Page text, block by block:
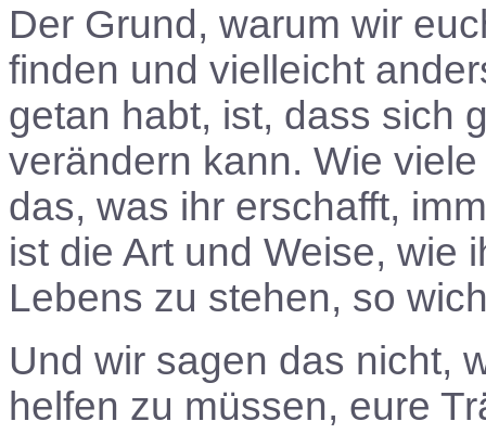
Der Grund, warum wir
finden und vielleicht
getan habt, ist, dass sich
verändern kann. Wie
das, was ihr erschafft,
ist die Art und Weise, wie
Lebens zu stehen, so
Und wir sagen das nicht,
helfen zu müssen, eure